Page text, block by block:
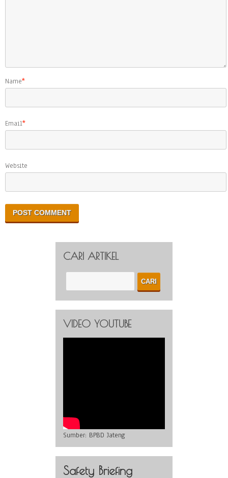
Name*
Email*
Website
CARI ARTIKEL
VIDEO YOUTUBE
Sumber: BPBD Jateng
Safety Briefing